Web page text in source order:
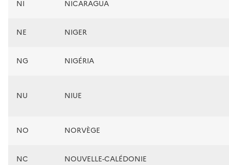
NI NICARAGUA
NE NIGER
NG NIGÉRIA
NU NIUE
NO NORVÈGE
NC NOUVELLE-CALÉDONIE